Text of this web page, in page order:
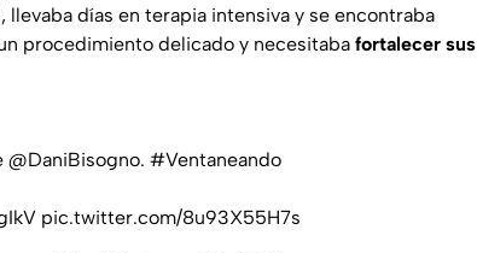
, llevaba días en terapia intensiva y se encontraba
procedimiento delicado y necesitaba fortalecer sus
@DaniBisogno. #Ventaneando
pic.twitter.com/8u93X55H7s